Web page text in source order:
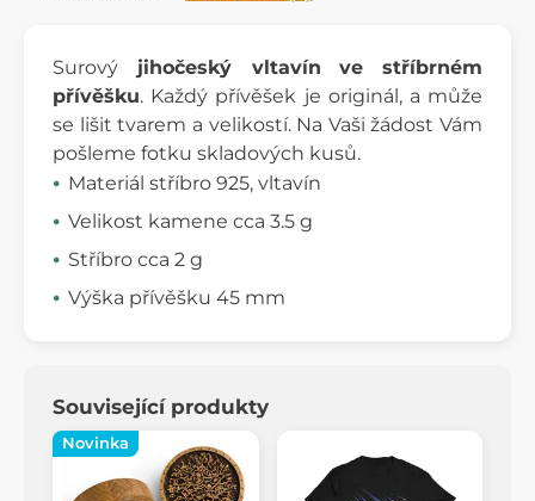
Surový jihočeský vltavín
ve stříbrném
přívěšku. Každý přívěšek je originál, a může
se lišit tvarem a velikostí. Na Vaši žádost Vám
pošleme fotku skladových kusů.
Materiál stříbro 925, vltavín
Velikost kamene cca 3.5 g
Stříbro cca 2 g
Výška přívěšku 45 mm
Související produkty
Novinka